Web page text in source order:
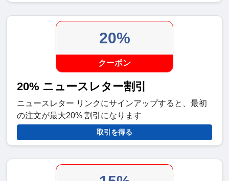
20%
クーポン
20% ニュースレター割引
ニュースレター リンクにサインアップすると、最初
の注文が最大20% 割引になります
取引を得る